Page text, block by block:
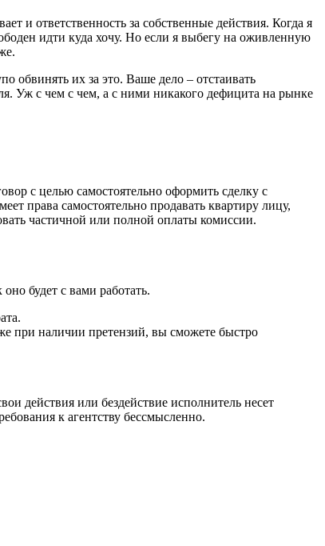
и ответственность за собственные действия. Когда я
идти куда хочу. Но если я выбегу на оживленную
обвинять их за это. Ваше дело – отстаивать
Уж с чем с чем, а с ними никакого дефицита на рынке
с целью самостоятельно оформить сделку с
права самостоятельно продавать квартиру лицу,
частичной или полной оплаты комиссии.
будет с вами работать.
при наличии претензий, вы сможете быстро
действия или бездействие исполнитель несет
к агентству бессмысленно.